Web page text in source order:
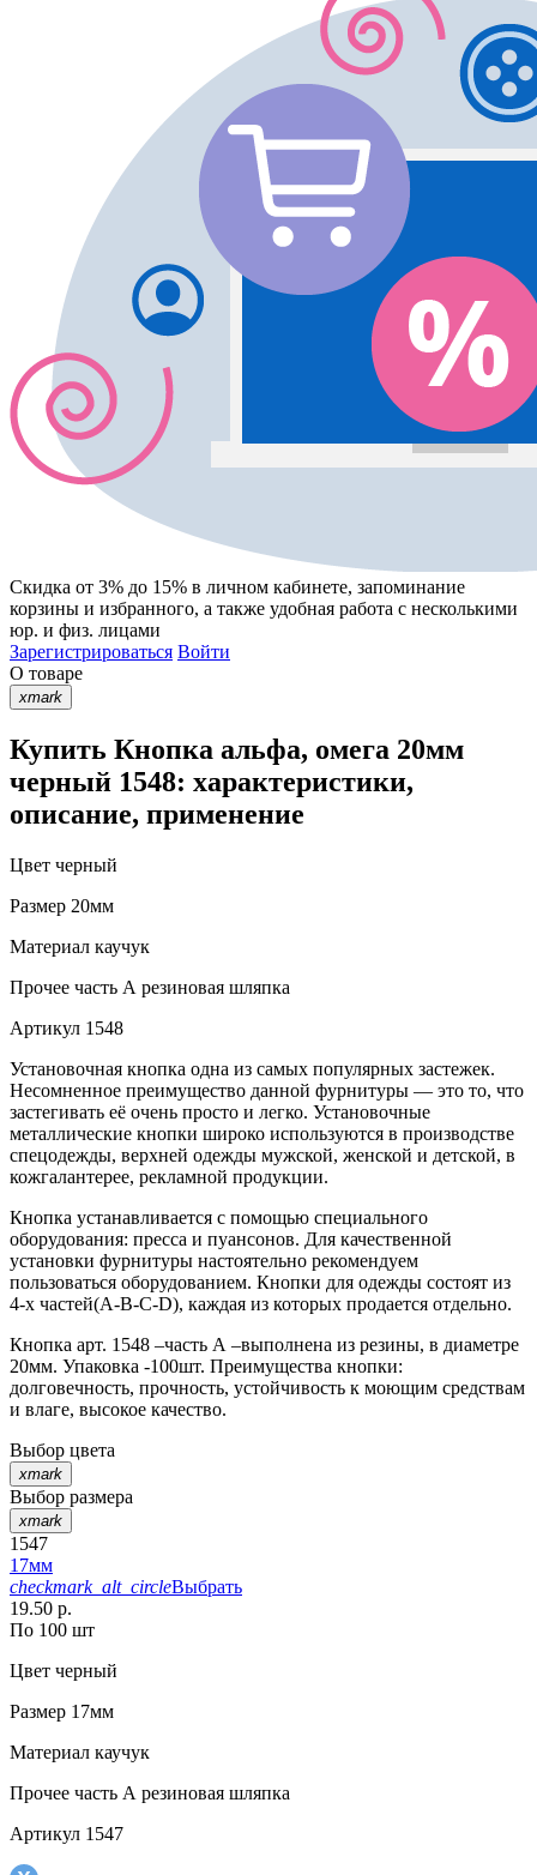
Скидка от 3% до 15% в личном кабинете, запоминание
корзины и избранного, а также удобная работа с несколькими
юр. и физ. лицами
Зарегистрироваться Войти
О товаре
xmark
Купить Кнопка альфа, омега 20мм
черный 1548: характеристики,
описание, применение
Цвет черный
Размер 20мм
Материал каучук
Прочее часть А резиновая шляпка
Артикул 1548
Установочная кнопка одна из самых популярных застежек.
Несомненное преимущество данной фурнитуры — это то, что
застегивать её очень просто и легко. Установочные
металлические кнопки широко используются в производстве
спецодежды, верхней одежды мужской, женской и детской, в
кожгалантерее, рекламной продукции.
Кнопка устанавливается с помощью специального
оборудования: пресса и пуансонов. Для качественной
установки фурнитуры настоятельно рекомендуем
пользоваться оборудованием. Кнопки для одежды состоят из
4-х частей(А-В-С-D), каждая из которых продается отдельно.
Кнопка арт. 1548 –часть А –выполнена из резины, в диаметре
20мм. Упаковка -100шт. Преимущества кнопки:
долговечность, прочность, устойчивость к моющим средствам
и влаге, высокое качество.
Выбор цвета
xmark
Выбор размера
xmark
1547
17мм
checkmark_alt_circleВыбрать
19.50 р.
По 100 шт
Цвет черный
Размер 17мм
Материал каучук
Прочее часть А резиновая шляпка
Артикул 1547